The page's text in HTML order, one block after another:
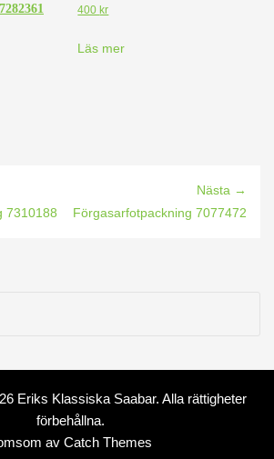
400kr
Läs mer
7310188
Nästa →
Förgasarfotpackning 7077472
Eriks Klassiska Saabar. Alla rättigheter
förbehållna.
av Catch Themes